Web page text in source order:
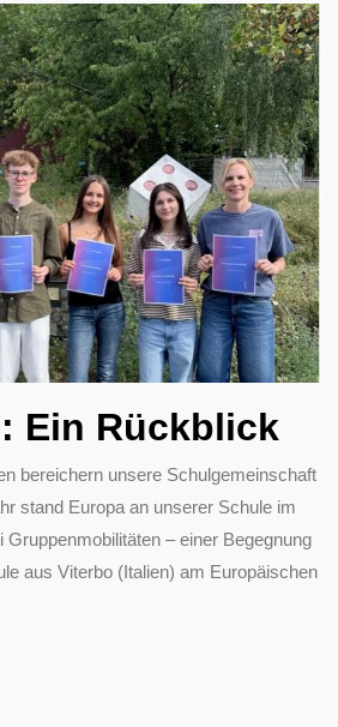
Ein Rückblick
bereichern unsere Schulgemeinschaft
stand Europa an unserer Schule im
– einer Begegnung
aus Viterbo (Italien) am Europäischen